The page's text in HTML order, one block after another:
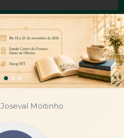
Joseval Moitinho